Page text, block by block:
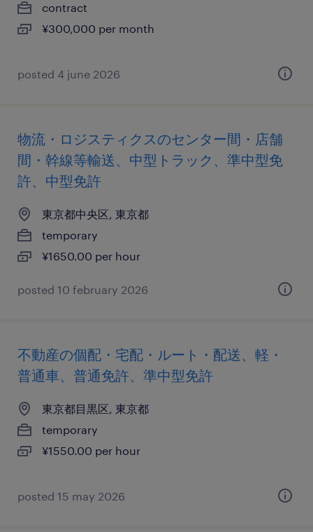
contract
¥300,000 per month
posted 4 june 2026
物流・ロジスティクスのセンター間・店舗
間・幹線等輸送、中型トラック、準中型免
許、中型免許
東京都中央区, 東京都
temporary
¥1650.00 per hour
posted 10 february 2026
不動産の個配・宅配・ルート・配送、軽・
普通車、普通免許、準中型免許
東京都目黒区, 東京都
temporary
¥1550.00 per hour
posted 15 may 2026